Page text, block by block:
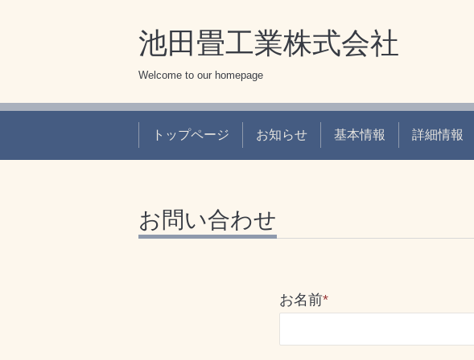
池田畳工業株式会社
Welcome to our homepage
トップページ お知らせ 基本情報 詳細情報
お問い合わせ
お名前*